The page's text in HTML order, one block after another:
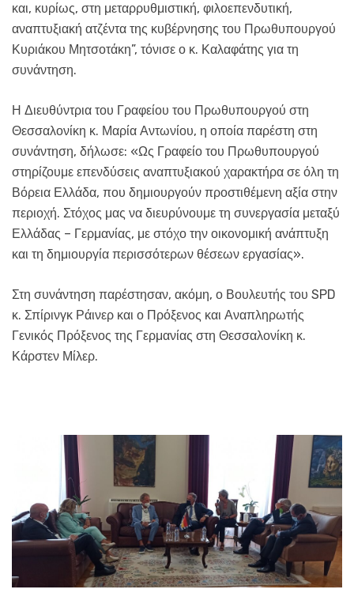
και, κυρίως, στη μεταρρυθμιστική, φιλοεπενδυτική,
αναπτυξιακή ατζέντα της κυβέρνησης του Πρωθυπουργού
Κυριάκου Μητσοτάκη”, τόνισε ο κ. Καλαφάτης για τη
συνάντηση.
Η Διευθύντρια του Γραφείου του Πρωθυπουργού στη
Θεσσαλονίκη κ. Μαρία Αντωνίου, η οποία παρέστη στη
συνάντηση, δήλωσε: «Ως Γραφείο του Πρωθυπουργού
στηρίζουμε επενδύσεις αναπτυξιακού χαρακτήρα σε όλη τη
Βόρεια Ελλάδα, που δημιουργούν προστιθέμενη αξία στην
περιοχή. Στόχος μας να διευρύνουμε τη συνεργασία μεταξύ
Ελλάδας – Γερμανίας, με στόχο την οικονομική ανάπτυξη
και τη δημιουργία περισσότερων θέσεων εργασίας».
Στη συνάντηση παρέστησαν, ακόμη, ο Βουλευτής του SPD
κ. Σπίρινγκ Ράινερ και ο Πρόξενος και Αναπληρωτής
Γενικός Πρόξενος της Γερμανίας στη Θεσσαλονίκη κ.
Κάρστεν Μίλερ.